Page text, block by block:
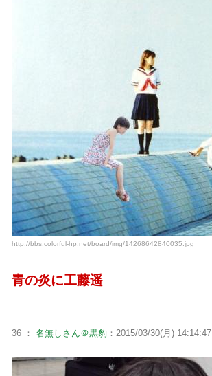
http://bbs.colorful-hp.net/board/img/14268642840035.jpg
青の炎に工藤遥
36 ： 名無しさん＠黒豹 ：2015/03/30(月) 14:14:47